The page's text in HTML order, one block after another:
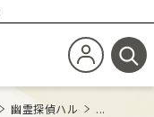
新規会員登
検
幽霊探偵ハル ...